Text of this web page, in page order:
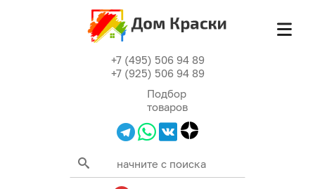
+7 (495) 506 94 89
+7 (925) 506 94 89
Подбор
товаров